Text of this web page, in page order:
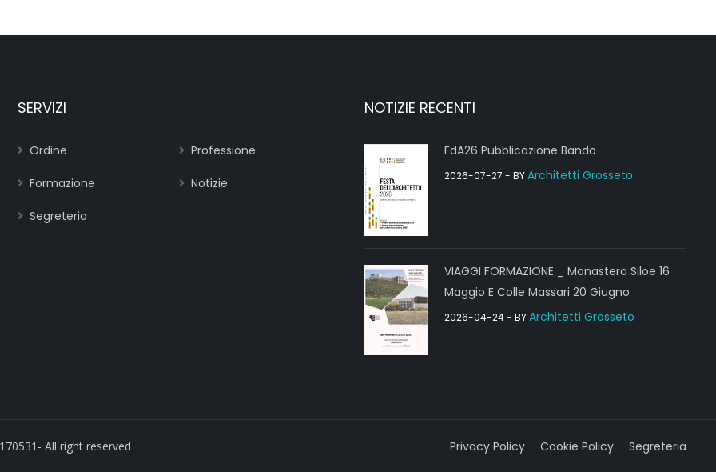
SERVIZI
Ordine Professione
Formazione Notizie
Segreteria
NOTIZIE RECENTI
FdA26 Pubblicazione Bando
2026-07-27 - BYArchitetti Grosseto
VIAGGI FORMAZIONE _ Monastero Siloe 16
Maggio E Colle Massari 20 Giugno
2026-04-24- BYArchitetti Grosseto
All right reserved
Privacy Policy Cookie Policy Segreteria